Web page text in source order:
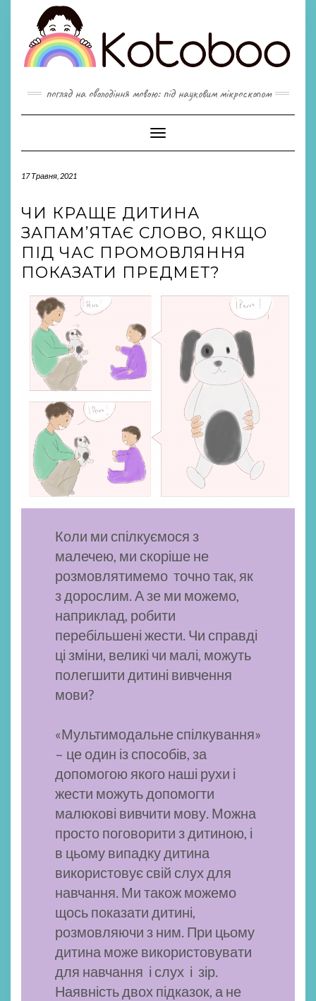
погляд на оволодіння мовою: під науковим мікроскопом
Toggle
Navigation
17 Травня, 2021
ЧИ КРАЩЕ ДИТИНА
ЗАПАМ’ЯТАЄ СЛОВО, ЯКЩО
ПІД ЧАС ПРОМОВЛЯННЯ
ПОКАЗАТИ ПРЕДМЕТ?
Коли ми спілкуємося з
малечею, ми скоріше не
розмовлятимемо точно так, як
з дорослим. А зе ми можемо,
наприклад, робити
перебільшені жести. Чи справді
ці зміни, великі чи малі, можуть
полегшити дитині вивчення
мови?
«Мультимодальне спілкування»
– це один із способів, за
допомогою якого наші рухи і
жести можуть допомогти
малюкові вивчити мову. Можна
просто поговорити з дитиною, і
в цьому випадку дитина
використовує свій слух для
навчання. Ми також можемо
щось показати дитині,
розмовляючи з ним. При цьому
дитина може використовувати
для навчання і слух і зір.
Наявність двох підказок, а не